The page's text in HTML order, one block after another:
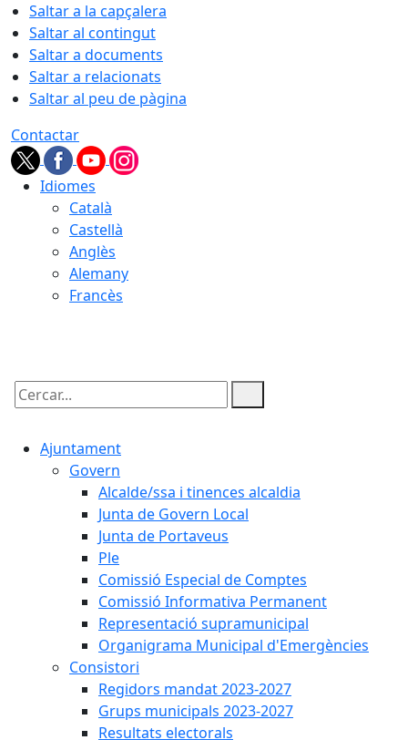
Saltar a la capçalera
Saltar al contingut
Saltar a documents
Saltar a relacionats
Saltar al peu de pàgina
Contactar
Idiomes
Català
Castellà
Anglès
Alemany
Francès
Cercar:
Ajuntament
Govern
Alcalde/ssa i tinences alcaldia
Junta de Govern Local
Junta de Portaveus
Ple
Comissió Especial de Comptes
Comissió Informativa Permanent
Representació supramunicipal
Organigrama Municipal d'Emergències
Consistori
Regidors mandat 2023-2027
Grups municipals 2023-2027
Resultats electorals